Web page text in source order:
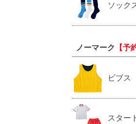
ソック
ノーマーク 【予
ビブス
スター